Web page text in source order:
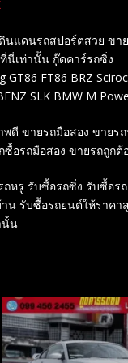
แดนรถสปอร์ตสวย ข
นี่เท่านั้น กู๊ดคาร์รถซิ่ง
GT86 FT86 BRZ
SLK BMW M
ดี ขายรถมือสอง ขาย
อรถมือสอง ขายรถถูก
หรู รับซื้อรถซิ่ง รับซื้อ
น รับซื้อรถยนต์ให้ราค
นั้น